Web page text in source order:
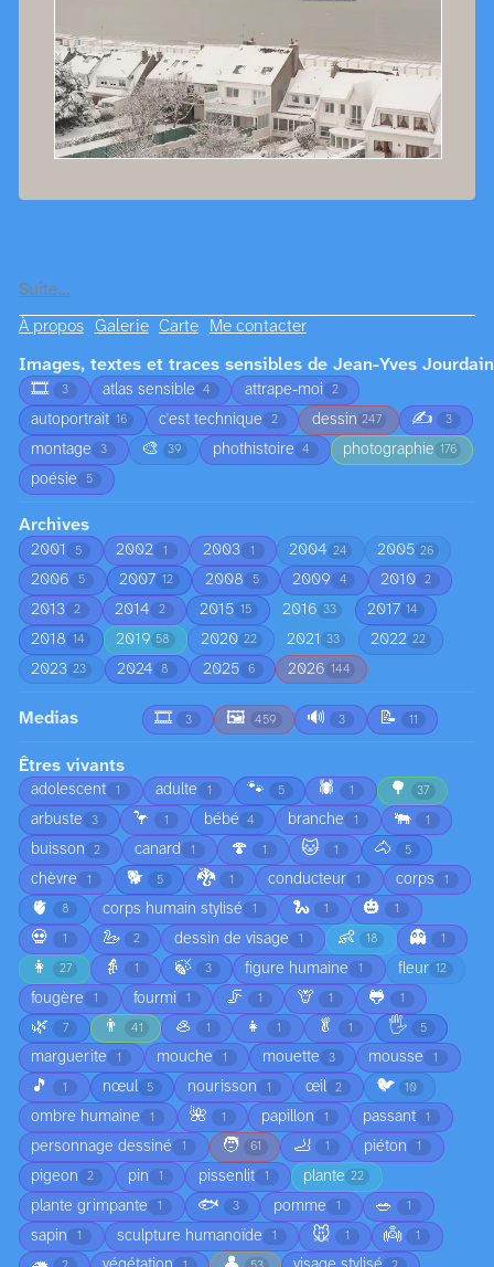
Suite…
À propos Galerie Carte Me contacter
Images, textes et traces sensibles de Jean-Yves Jourdain
🎞️
3 atlas sensible 4 attrape-moi 2
autoportrait 16 c'est technique 2 dessin 247 ✍️ 3
montage 3 🎨 39 phothistoire 4 photographie 176
poésie 5
Archives
2001 5 2002 1 2003 1 2004 24 2005 26
2006 5 2007 12 2008 5 2009 4 2010 2
2013 2 2014 2 2015 15 2016 33 2017 14
2018 14 2019 58 2020 22 2021 33 2022 22
2023 23 2024 8 2025 6 2026 144
Medias 🎞️ 3 🖼️ 459 🔊 3 📝 11
Êtres vivants
adolescent 1 adulte 1 🐾 5 🕷️ 1 🌳 37
arbuste 3 🦩 1 bébé 4 branche 1 🐃 1
buisson 2 canard 1 🍄 1 🐱 1 🐴 5
chèvre 1 🐕 5 🐉 1 conducteur 1 corps 1
🫀 8 corps humain stylisé 1 🐍 1 🎃 1
💀 1 🦢 2 dessin de visage 1 👶 18 👻 1
👩 27 👵 1 🍃 3 figure humaine 1 fleur 12
fougère 1 fourmi 1 🦵 1 🦒 1 🐸 1
🌿 7 👨 41 🦪 1 👧 1 🥬 1 🖐️ 5
marguerite 1 mouche 1 mouette 3 mousse 1
🎵 1 nœul 5 nourisson 1 œil 2 🐦 10
ombre humaine 1 🌺 1 papillon 1 passant 1
personnage dessiné 1 🧑 61 🦶 1 piéton 1
pigeon 2 pin 1 pissenlit 1 plante 22
plante grimpante 1 🐟 3 pomme 1 🥗 1
sapin 1 sculpture humanoïde 1 🐭 1 👼 1